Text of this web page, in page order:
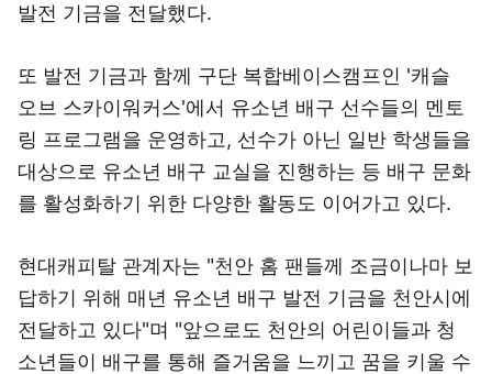
발전 기금을 전달했다.
또 발전 기금과 함께 구단 복합베이스캠프인 '캐슬
오브 스카이워커스'에서 유소년 배구 선수들의 멘토
링 프로그램을 운영하고, 선수가 아닌 일반 학생들을
대상으로 유소년 배구 교실을 진행하는 등 배구 문화
를 활성화하기 위한 다양한 활동도 이어가고 있다.
현대캐피탈 관계자는 "천안 홈 팬들께 조금이나마 보
답하기 위해 매년 유소년 배구 발전 기금을 천안시에
전달하고 있다"며 "앞으로도 천안의 어린이들과 청
소년들이 배구를 통해 즐거움을 느끼고 꿈을 키울 수